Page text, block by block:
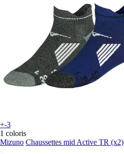
+-3
1 coloris
Mizuno Chaussettes mid Active TR (x2)